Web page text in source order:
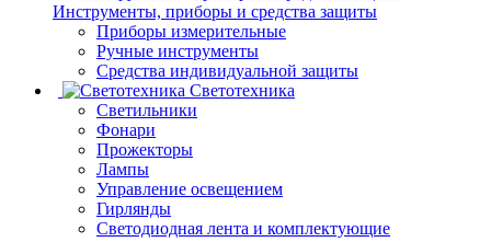
Инструменты, приборы и средства защиты
Приборы измерительные
Ручные инструменты
Средства индивидуальной защиты
Светотехника
Светильники
Фонари
Прожекторы
Лампы
Управление освещением
Гирлянды
Светодиодная лента и комплектующие